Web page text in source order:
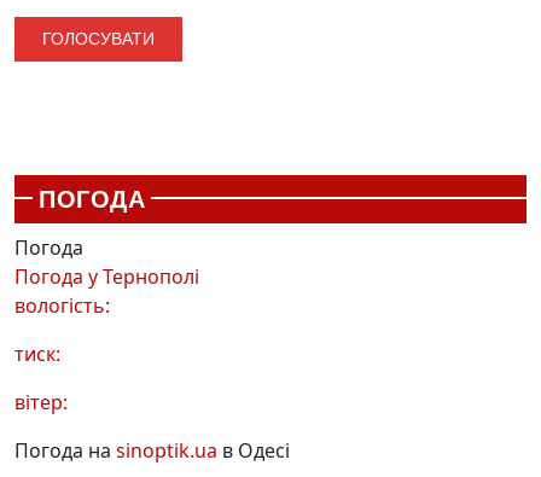
ПОГОДА
Погода
Погода уТернополі
вологість:
тиск:
вітер:
Погода на sinoptik.ua в Одесі